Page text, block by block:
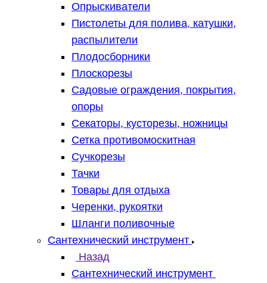
Опрыскиватели
Пистолеты для полива, катушки,
распылители
Плодосборники
Плоскорезы
Садовые ограждения, покрытия,
опоры
Секаторы, кусторезы, ножницы
Сетка противомоскитная
Сучкорезы
Тачки
Товары для отдыха
Черенки, рукоятки
Шланги поливочные
Сантехнический инструмент
Назад
Сантехнический инструмент